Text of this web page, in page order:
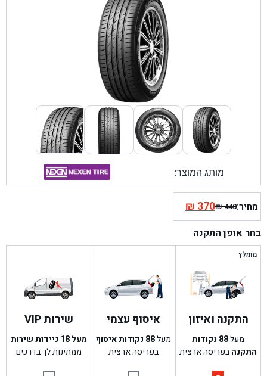
מותג המוצר:
מחיר: ₪440
המחיר
המקורי
היה:
₪370המחיר
הנוכחי
הוא:
בחר אופן התקנה
מומלץ
התקנה ואיזון
מעל88 נקודות
התקנהבפריסה ארצית
איסוף עצמי
מעל88 נקודות איסוף
בפריסה ארצית
שירות VIP
מעל 18 ניידות שירות
ממתינות לך בדרכים